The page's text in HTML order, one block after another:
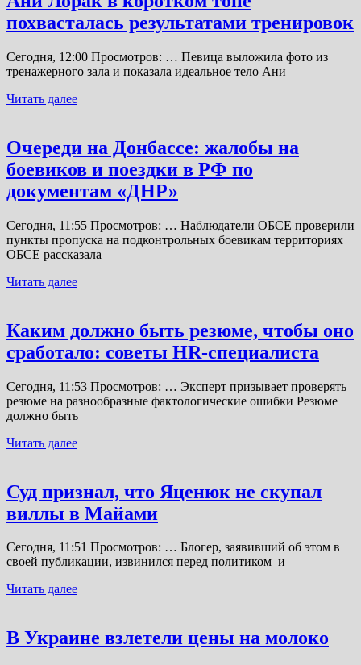
похвасталась результатами тренировок
Сегодня, 12:00 Просмотров: … Певица выложила фото из
тренажерного зала и показала идеальное тело Ани
Читать далее
Очереди на Донбассе: жалобы на
боевиков и поездки в РФ по
документам «ДНР»
Сегодня, 11:55 Просмотров: … Наблюдатели ОБСЕ проверили
пункты пропуска на подконтрольных боевикам территориях
ОБСЕ рассказала
Читать далее
Каким должно быть резюме, чтобы оно
сработало: советы HR-специалиста
Сегодня, 11:53 Просмотров: … Эксперт призывает проверять
резюме на разнообразные фактологические ошибки Резюме
должно быть
Читать далее
Суд признал, что Яценюк не скупал
виллы в Майами
Сегодня, 11:51 Просмотров: … Блогер, заявивший об этом в
своей публикации, извинился перед политиком и
Читать далее
В Украине взлетели цены на молоко